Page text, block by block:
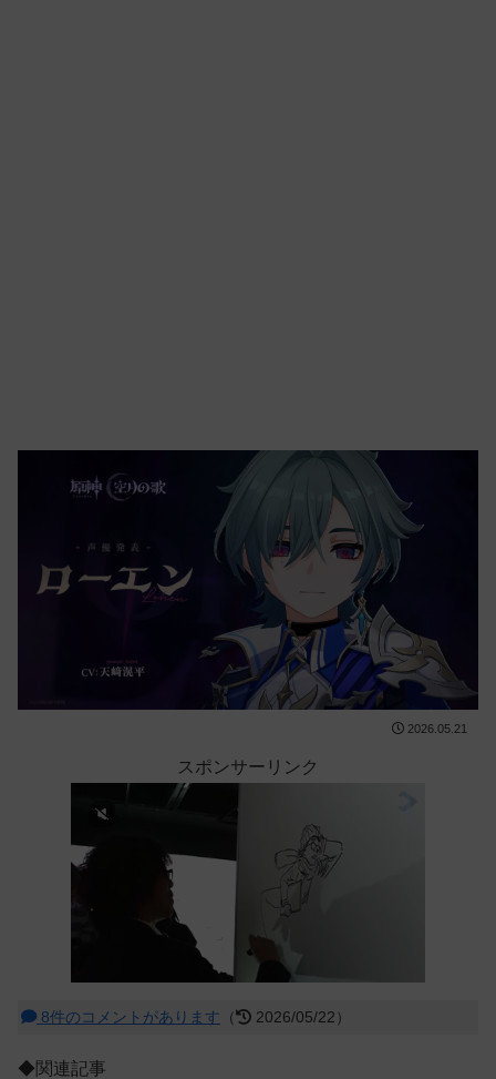
2026.05.21
スポンサーリンク
8件のコメントがあります （ 2026/05/22）
◆関連記事